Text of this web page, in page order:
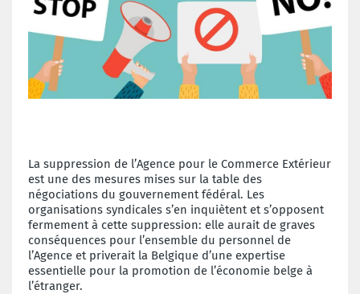
La suppression de l’Agence pour le Commerce Extérieur
est une des mesures mises sur la table des
négociations du gouvernement fédéral. Les
organisations syndicales s’en inquiètent et s’opposent
fermement à cette suppression: elle aurait de graves
conséquences pour l’ensemble du personnel de
l’Agence et priverait la Belgique d’une expertise
essentielle pour la promotion de l’économie belge à
l’étranger.